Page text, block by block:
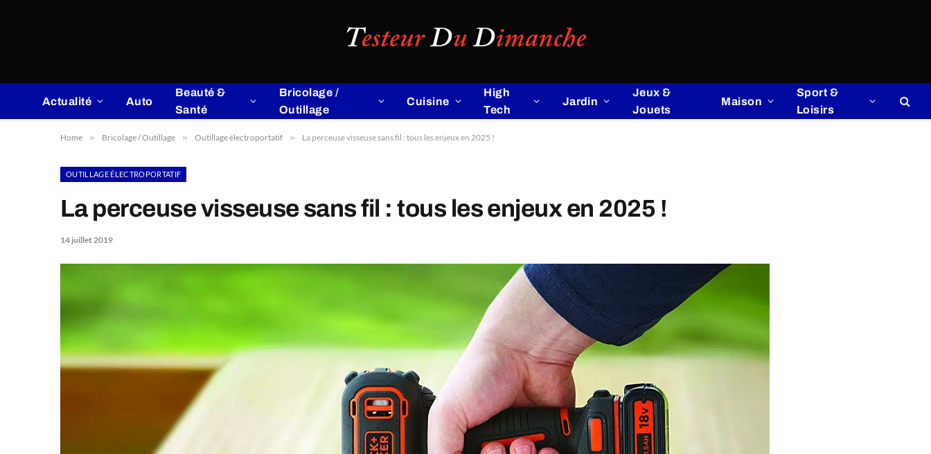
Actualité Auto
Beauté &
Santé
Bricolage /
Outillage
Cuisine
High
Tech
Jardin
Jeux &
Jouets
Maison
Sport &
Loisirs
Home » Bricolage / Outillage » Outillage électroportatif » La perceuse visseuse sans fil : tous les enjeux en 2025 !
OUTILLAGE ÉLECTROPORTATIF
La perceuse visseuse sans fil : tous les enjeux en 2025 !
14 juillet 2019